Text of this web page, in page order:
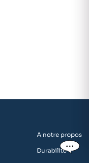
A notre propos
Durabilité